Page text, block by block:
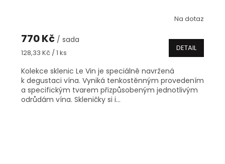
Na dotaz
770 Kč / sada
Měrná
128,33 Kč / 1 ks
DETAIL
Kolekce sklenic Le Vin je speciálně navržená
k degustaci vína. Vyniká tenkostěnným provedením
a specifickým tvarem přizpůsobeným jednotlivým
odrůdám vína. Skleničky si i...